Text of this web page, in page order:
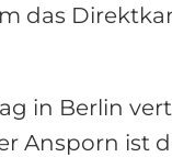
das
in Berlin
Ansporn ist